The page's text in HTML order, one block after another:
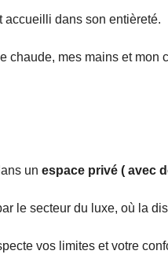
accueilli dans son entièreté.
chaude, mes mains et
un espace privé ( avec
le secteur du luxe, où la
vos limites et votre